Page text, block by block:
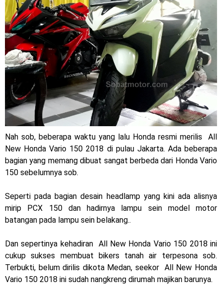
Warna Baru X-Ride 125 Tampil Tangguh dan Fresh Siap
Jelajah Petualangan Tanpa Batas
Yamalube Power XP Matic resmi dirilis untuk skutik Blue
Core 125cc dengan mobilitas tinggi
Yamaha Indonesia Rilis Warna Baru Fazzio Hybrid yang lebih
Eye Catchy & Kece Abis
Sudah pakai diskbrake belakang ! Yamaha Indonesia Resmi
perkenalkan Aerox Alpha 155 Turbo !
Yamaha Nmax Turbo 155 sudah lahir, Aerox Turbo hanya
tinggal menunggu waktu ?
Honda Indonesia resmi jual New CBR 1000RR-R Fireblade
Dukung MotoGP Mandalika 2024, AHM serahkan 10 unit
motor listrik EM1 e
Nah sob, beberapa waktu yang lalu Honda resmi merilis All
New Honda Vario 150 2018 di pulau Jakarta. Ada beberapa
bagian yang memang dibuat sangat berbeda dari Honda Vario
150 sebelumnya sob.
Seperti pada bagian desain headlamp yang kini ada alisnya
mirip PCX 150 dan hadirnya lampu sein model motor
batangan pada lampu sein belakang..
Dan sepertinya kehadiran All New Honda Vario 150 2018 ini
cukup sukses membuat bikers tanah air terpesona sob.
Terbukti, belum dirilis dikota Medan, seekor All New Honda
Vario 150 2018 ini sudah nangkreng dirumah majikan barunya.